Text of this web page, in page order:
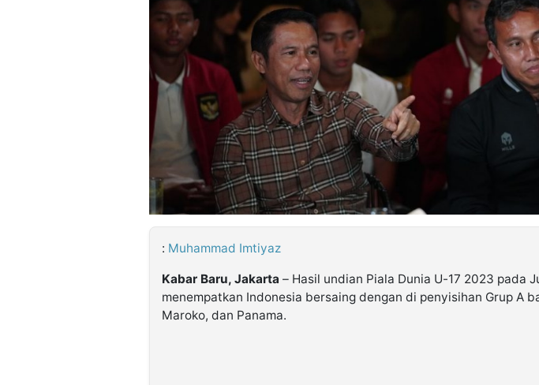
: Muhammad Imtiyaz
Kabar Baru, Jakarta – Hasil undian Piala Dunia U-17 2023 pada
menempatkan Indonesia bersaing dengan di penyisihan Grup A
Maroko, dan Panama.